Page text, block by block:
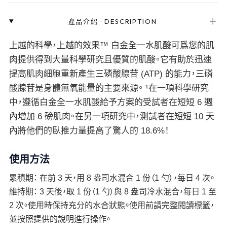
產品介紹 ·DESCRIPTION ＋
上越的科學，上越的效果™ 白金全一水肌酸可爲您的肌
肉提供得到大量科學研究且優質的肌酸。它有助於迅速
提高肌肉細胞重新產生三磷酸腺苷 (ATP) 的能力，三磷
酸腺苷是身體無氧能量的主要來源。 ¹在一項科學研究
中，遵循白金全一水肌酸給予方案的受試者在短短 6 週
內增加 6 磅肌肉。在另一項研究中，測試者在短短 10 天
內將他們的臥推力量提高了驚人的 18.6%！
使用方法
累積期： 在前 3 天，用 8 盎司水混合 1 份（1 勺），每日 4 次。
維持期： 3 天後，取 1 份（1 勺）與 8 盎司冷水混合，每日 1 至
2 次。使用時保持充分的水合狀態。使用前請完整閱讀標籤，
並按照提供的說明進行操作。